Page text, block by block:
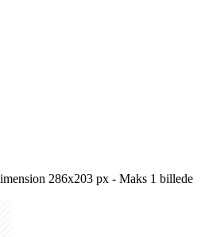
286x203 px - Maks 1 billede